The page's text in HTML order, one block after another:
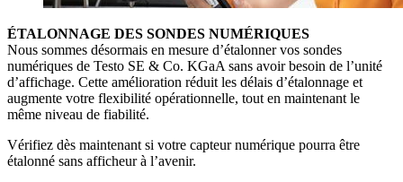
ÉTALONNAGE DES SONDES NUMÉRIQUES
Nous sommes désormais en mesure d’étalonner vos sondes
numériques de Testo SE & Co. KGaA sans avoir besoin de l’unité
d’affichage. Cette amélioration réduit les délais d’étalonnage et
augmente votre flexibilité opérationnelle, tout en maintenant le
même niveau de fiabilité.
Vérifiez dès maintenant si votre capteur numérique pourra être
étalonné sans afficheur à l’avenir.